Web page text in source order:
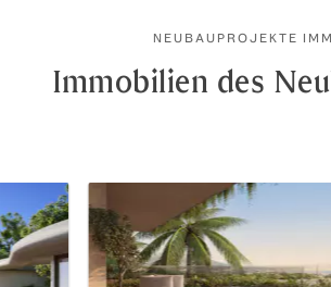
NEUBAUPROJEKTE
Immobilien des